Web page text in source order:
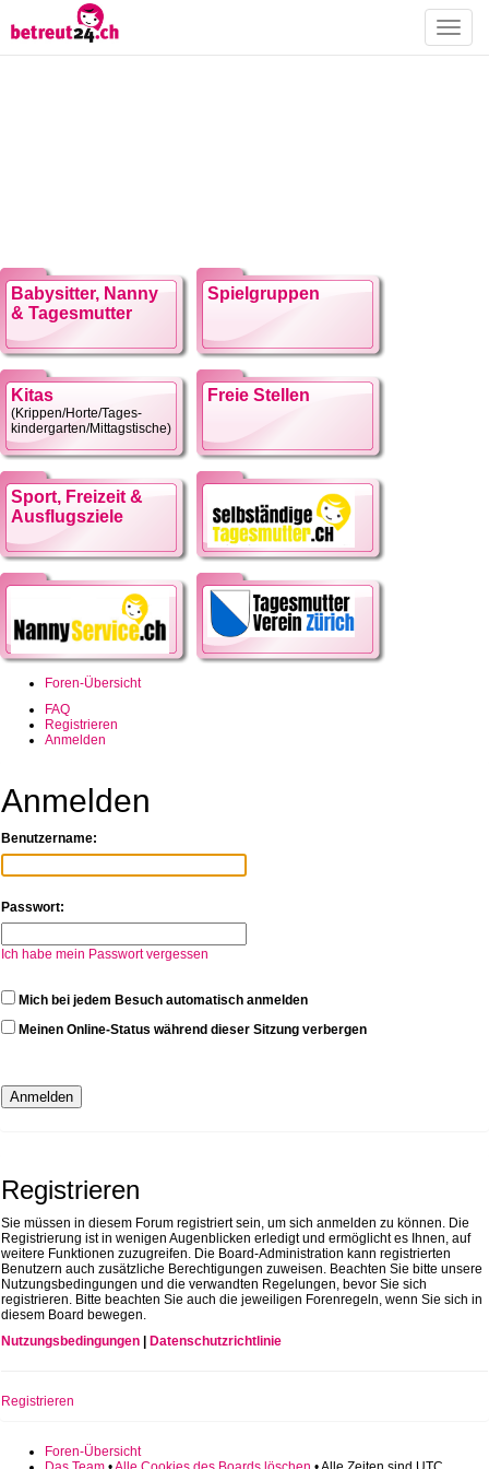
Toggle
Babysitter, Nanny
& Tagesmutter
Spielgruppen
Kitas
(Krippen/Horte/Tages-
kindergarten/Mittagstische)
Freie Stellen
Sport, Freizeit &
Ausflugsziele
Foren-Übersicht
FAQ
Registrieren
Anmelden
Anmelden
Benutzername:
Passwort:
Ich habe mein Passwort vergessen
Mich bei jedem Besuch automatisch anmelden
Meinen Online-Status während dieser Sitzung verbergen
Registrieren
Sie müssen in diesem Forum registriert sein, um sich anmelden zu können. Die
Registrierung ist in wenigen Augenblicken erledigt und ermöglicht es Ihnen, auf
weitere Funktionen zuzugreifen. Die Board-Administration kann registrierten
Benutzern auch zusätzliche Berechtigungen zuweisen. Beachten Sie bitte unsere
Nutzungsbedingungen und die verwandten Regelungen, bevor Sie sich
registrieren. Bitte beachten Sie auch die jeweiligen Forenregeln, wenn Sie sich in
diesem Board bewegen.
Nutzungsbedingungen
Datenschutzrichtlinie
Registrieren
Foren-Übersicht